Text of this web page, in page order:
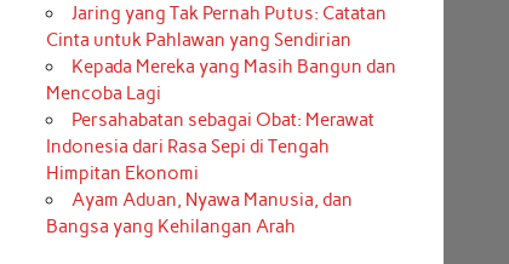
Jaring yang Tak Pernah Putus: Catatan
Cinta untuk Pahlawan yang Sendirian
Kepada Mereka yang Masih Bangun dan
Mencoba Lagi
Persahabatan sebagai Obat: Merawat
Indonesia dari Rasa Sepi di Tengah
Himpitan Ekonomi
Ayam Aduan, Nyawa Manusia, dan
Bangsa yang Kehilangan Arah